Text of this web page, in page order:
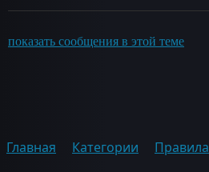
показать сообщения в этой теме
Главная Категории Правила